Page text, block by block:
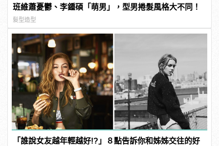
班維蕭憂鬱、李鍾碩「萌男」，型男捲髮風格大不同！
髮型造型
「誰說女友越年輕越好!?」８點告訴你和姊姊交往的好